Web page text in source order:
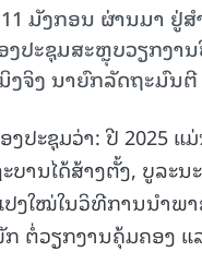
ມັງກອນ ຜ່ານມາ
ປະຊຸມສະຫຼຸບວຽກງາ
ຈິງ ນາຍົກລັດຖະມົນຕີ
ປະຊຸມວ່າ: ປີ 2025 ແ
ນໄດ້ສ້າງຕັ້ງ, ບູລະນ
ງໃໝ່ໃນວິທີການນຳພ
ຕໍ່ວຽກງານຄຸ້ມຄອງ